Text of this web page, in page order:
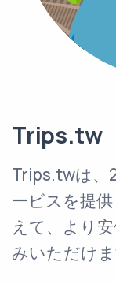
Trips.tw
Trips.twは、
ービスを提
えて、より
みいただけま